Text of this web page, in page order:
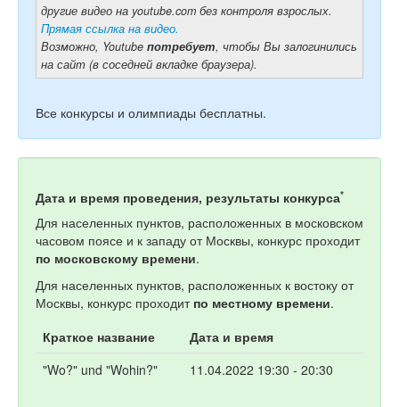
другие видео на youtube.com без контроля взрослых.
Прямая ссылка на видео.
Возможно, Youtube потребует, чтобы Вы залогинились
на сайт (в соседней вкладке браузера).
Все конкурсы и олимпиады бесплатны.
Дата и время проведения, результаты конкурса*
Для населенных пунктов, расположенных в московском
часовом поясе и к западу от Москвы, конкурс проходит
по московскому времени.
Для населенных пунктов, расположенных к востоку от
Москвы, конкурс проходит по местному времени.
Краткое название
Дата и время
"Wo?" und "Wohin?"
11.04.2022 19:30 - 20:30